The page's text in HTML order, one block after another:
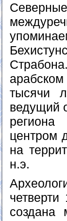
тысячи
ведущий
центром
на
н.э.
создана